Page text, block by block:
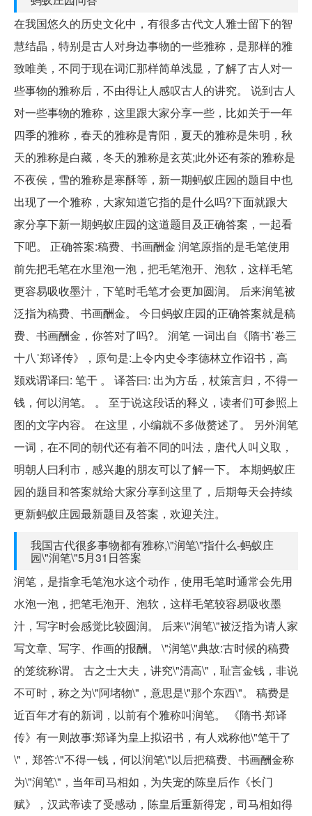
在我国悠久的历史文化中，有很多古代文人雅士留下的智
慧结晶，特别是古人对身边事物的一些雅称，是那样的雅
致唯美，不同于现在词汇那样简单浅显，了解了古人对一
些事物的雅称后，不由得让人感叹古人的讲究。 说到古人
对一些事物的雅称，这里跟大家分享一些，比如关于一年
四季的雅称，春天的雅称是青阳，夏天的雅称是朱明，秋
天的雅称是白藏，冬天的雅称是玄英;此外还有茶的雅称是
不夜侯，雪的雅称是寒酥等，新一期蚂蚁庄园的题目中也
出现了一个雅称，大家知道它指的是什么吗?下面就跟大
家分享下新一期蚂蚁庄园的这道题目及正确答案，一起看
下吧。 正确答案:稿费、书画酬金 润笔原指的是毛笔使用
前先把毛笔在水里泡一泡，把毛笔泡开、泡软，这样毛笔
更容易吸收墨汁，下笔时毛笔才会更加圆润。 后来润笔被
泛指为稿费、书画酬金。 今日蚂蚁庄园的正确答案就是稿
费、书画酬金，你答对了吗?。 润笔 一词出自《隋书˙卷三
十八˙郑译传》，原句是:上令内史令李德林立作诏书，高
颎戏谓译曰: 笔干 。 译荅曰: 出为方岳，杖策言归，不得一
钱，何以润笔。 。 至于说这段话的释义，读者们可参照上
图的文字内容。 在这里，小编就不多做赘述了。 另外润笔
一词，在不同的朝代还有着不同的叫法，唐代人叫义取，
明朝人曰利市，感兴趣的朋友可以了解一下。 本期蚂蚁庄
园的题目和答案就给大家分享到这里了，后期每天会持续
更新蚂蚁庄园最新题目及答案，欢迎关注。
我国古代很多事物都有雅称,\"润笔\"指什么-蚂蚁庄
园\"润笔\"5月31日答案
润笔，是指拿毛笔泡水这个动作，使用毛笔时通常会先用
水泡一泡，把笔毛泡开、泡软，这样毛笔较容易吸收墨
汁，写字时会感觉比较圆润。 后来\"润笔\"被泛指为请人家
写文章、写字、作画的报酬。 \"润笔\"典故:古时候的稿费
的笼统称谓。 古之士大夫，讲究\"清高\"，耻言金钱，非说
不可时，称之为\"阿堵物\"，意思是\"那个东西\"。 稿费是
近百年才有的新词，以前有个雅称叫润笔。 《隋书·郑译
传》有一则故事:郑译为皇上拟诏书，有人戏称他\"笔干了
\"，郑答:\"不得一钱，何以润笔\"以后把稿费、书画酬金称
为\"润笔\"，当年司马相如，为失宠的陈皇后作《长门
赋》，汉武帝读了受感动，陈皇后重新得宠，司马相如得